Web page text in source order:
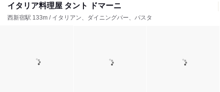
イタリア料理屋 タント ドマーニ
西新宿駅 133m / イタリアン、ダイニングバー、パスタ